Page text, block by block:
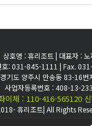
상호명 : 휴리조트 | 대표자 : 노
호: 031-845-1111 | Fax.
기도 양주시 만송동 83-16번
사업자등록번호 : 408-13-
이체 : 110-416-565120
휴리조트| All Rights